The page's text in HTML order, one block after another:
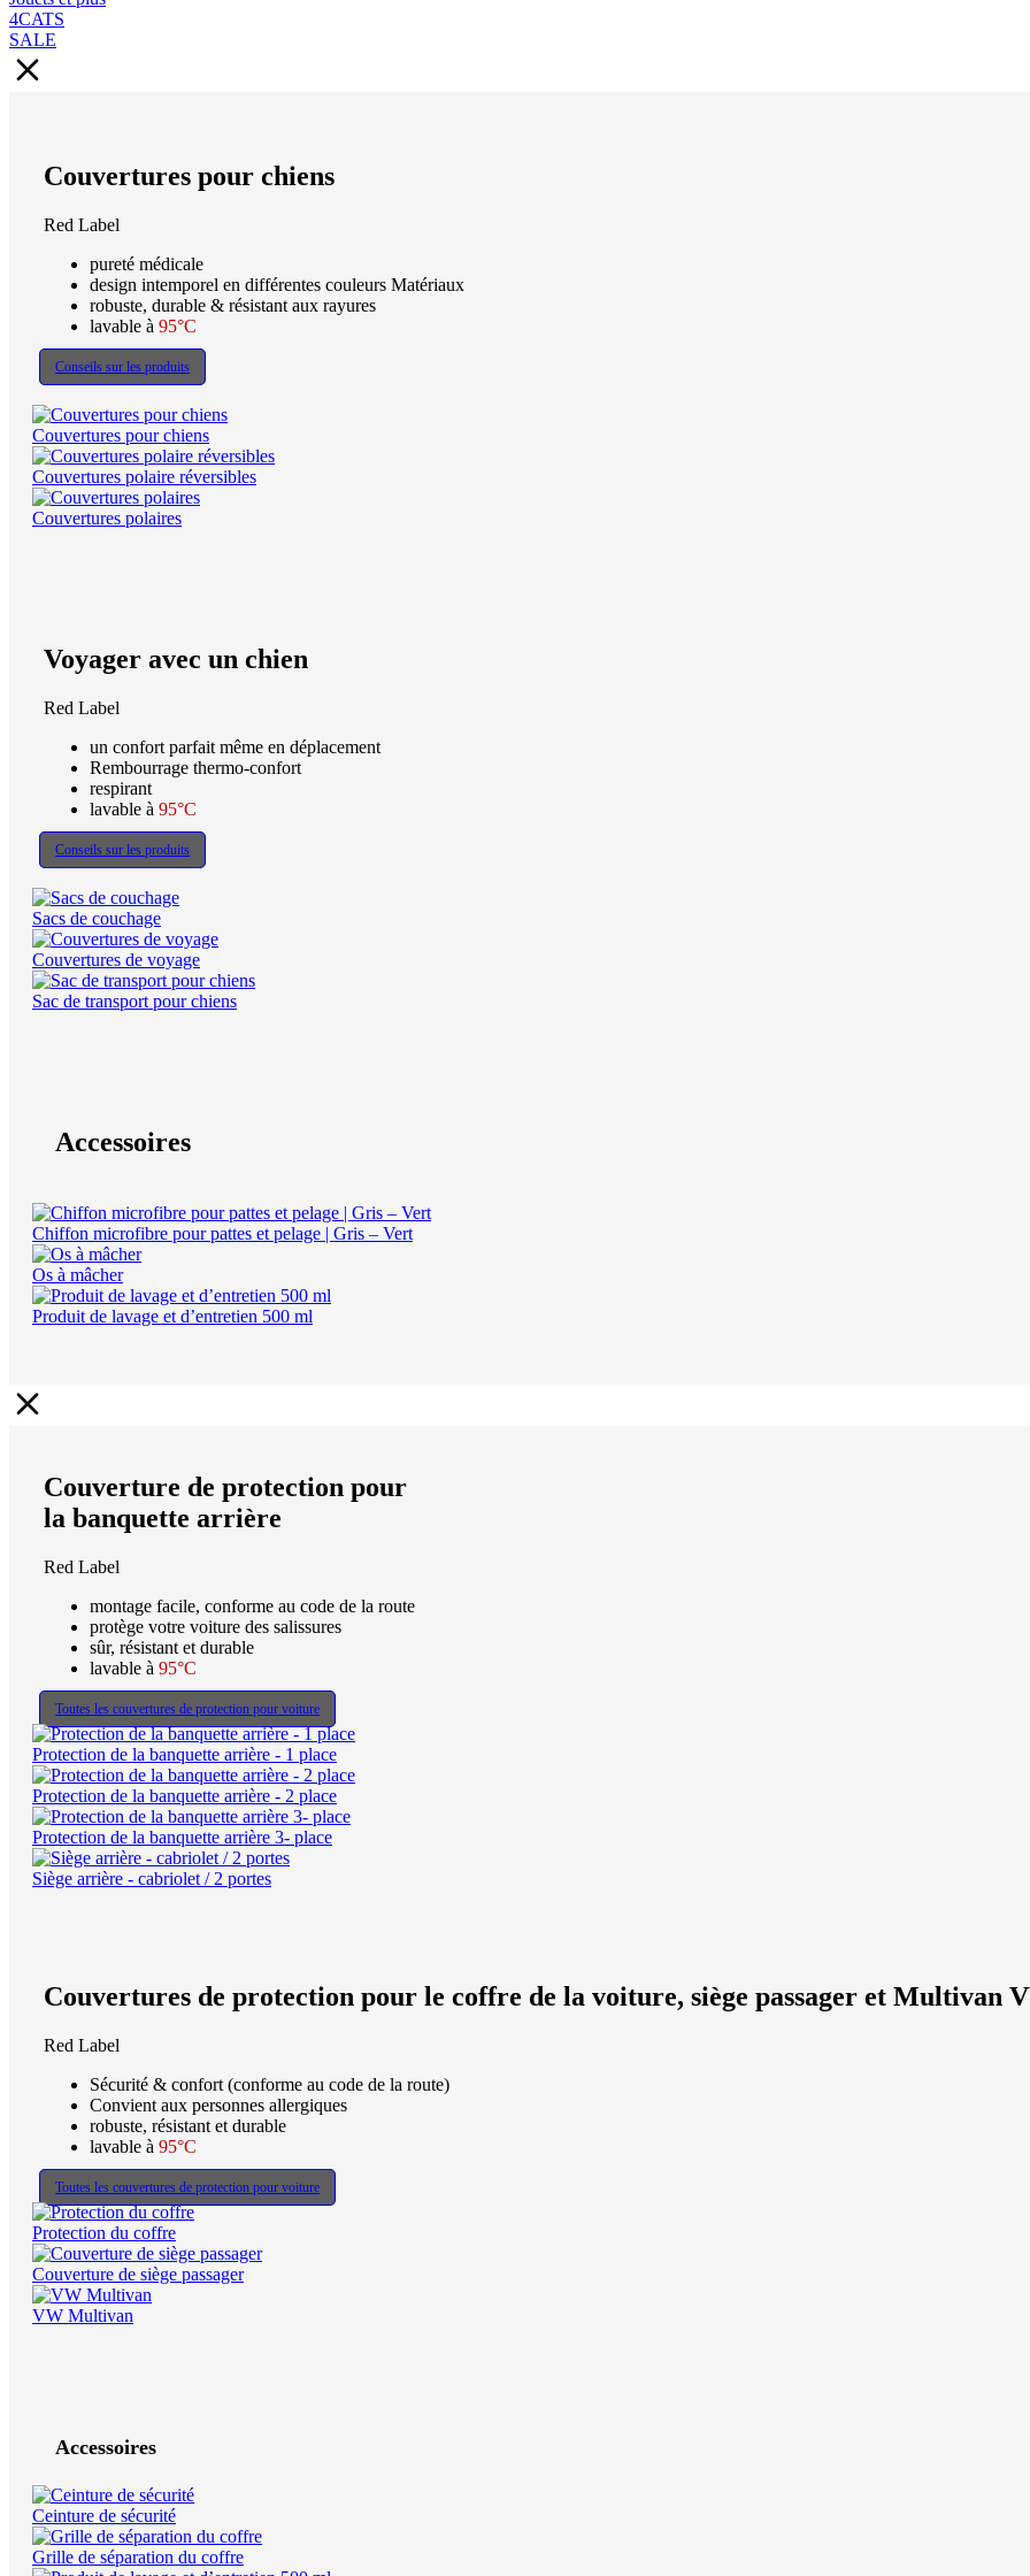
4CATS
SALE
Couvertures pour chiens
Red Label
pureté médicale
design intemporel en différentes couleurs Matériaux
robuste, durable & résistant aux rayures
lavable à 95°C
Conseils sur les produits
Couvertures pour chiens
Couvertures polaire réversibles
Couvertures polaires
Voyager avec un chien
Red Label
un confort parfait même en déplacement
Rembourrage thermo-confort
respirant
lavable à 95°C
Conseils sur les produits
Sacs de couchage
Couvertures de voyage
Sac de transport pour chiens
Accessoires
Chiffon microfibre pour pattes et pelage | Gris – Vert
Os à mâcher
Produit de lavage et d’entretien 500 ml
Couverture de protection pour
la banquette arrière
Red Label
montage facile, conforme au code de la route
protège votre voiture des salissures
sûr, résistant et durable
lavable à 95°C
Toutes les couvertures de protection pour voiture
Protection de la banquette arrière - 1 place
Protection de la banquette arrière - 2 place
Protection de la banquette arrière 3- place
Siège arrière - cabriolet / 2 portes
Couvertures de protection pour le coffre de la voiture, siège passager et Multivan
Red Label
Sécurité & confort (conforme au code de la route)
Convient aux personnes allergiques
robuste, résistant et durable
lavable à 95°C
Toutes les couvertures de protection pour voiture
Protection du coffre
Couverture de siège passager
VW Multivan
Accessoires
Ceinture de sécurité
Grille de séparation du coffre